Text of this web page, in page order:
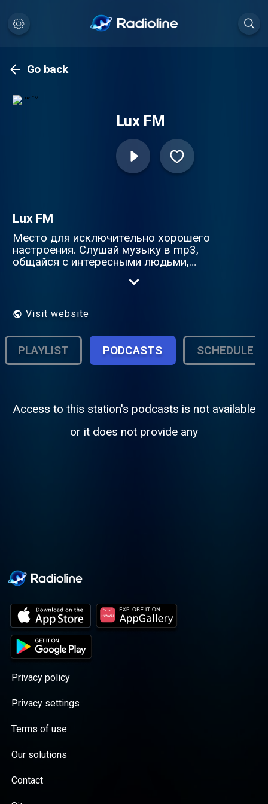
Go back
Lux FM
Lux FM
Место для исключительно хорошего
настроения. Слушай музыку в mp3,
общайся с интересными людьми,
Visit website
PLAYLIST PODCASTS SCHEDULE
Access to this station's podcasts is not available
or it does not provide any
Privacy policy
Privacy settings
Terms of use
Our solutions
Contact